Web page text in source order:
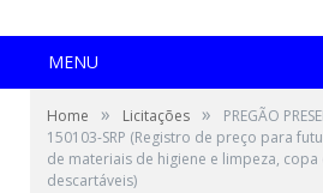
MENU
Home » Licitações »
PREGÃO
150103-SRP (Registro de preço para
de materiais de higiene e limpeza, copa
descartáveis)